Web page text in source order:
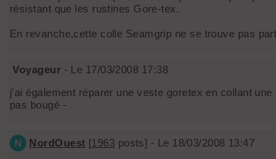
résistant que les rustines Gore-tex.
En revanche,cette colle Seamgrip ne se trouve pas
Voyageur - Le 17/03/2008 17:38
j'ai également réparer une veste goretex en collant
pas bougé -
N NordOuest [1963 posts] - Le 18/03/2008 13:47